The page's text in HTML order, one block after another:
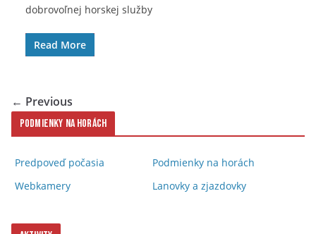
dobrovoľnej horskej služby
Read More
← Previous
Podmienky na horách
Predpoveď počasia
Webkamery
Podmienky na horách
Lanovky a zjazdovky